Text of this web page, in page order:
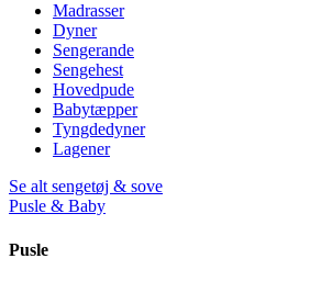
Madrasser
Dyner
Sengerande
Sengehest
Hovedpude
Babytæpper
Tyngdedyner
Lagener
Se alt sengetøj & sove
Pusle & Baby
Pusle